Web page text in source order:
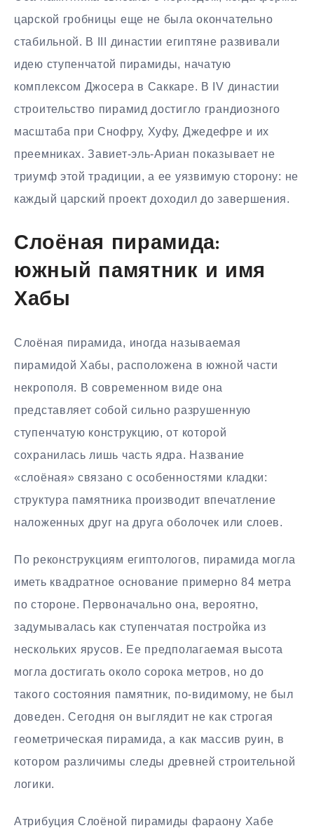
царской гробницы еще не была окончательно
стабильной. В III династии египтяне развивали
идею ступенчатой пирамиды, начатую
комплексом Джосера в Саккаре. В IV династии
строительство пирамид достигло грандиозного
масштаба при Снофру, Хуфу, Джедефре и их
преемниках. Завиет-эль-Ариан показывает не
триумф этой традиции, а ее уязвимую сторону: не
каждый царский проект доходил до завершения.
Слоёная пирамида:
южный памятник и имя
Хабы
Слоёная пирамида, иногда называемая
пирамидой Хабы, расположена в южной части
некрополя. В современном виде она
представляет собой сильно разрушенную
ступенчатую конструкцию, от которой
сохранилась лишь часть ядра. Название
«слоёная» связано с особенностями кладки:
структура памятника производит впечатление
наложенных друг на друга оболочек или слоев.
По реконструкциям египтологов, пирамида могла
иметь квадратное основание примерно 84 метра
по стороне. Первоначально она, вероятно,
задумывалась как ступенчатая постройка из
нескольких ярусов. Ее предполагаемая высота
могла достигать около сорока метров, но до
такого состояния памятник, по-видимому, не был
доведен. Сегодня он выглядит не как строгая
геометрическая пирамида, а как массив руин, в
котором различимы следы древней строительной
логики.
Атрибуция Слоёной пирамиды фараону Хабе